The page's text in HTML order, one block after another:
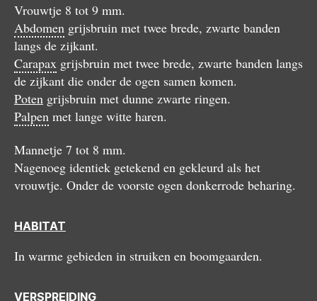
Vrouwtje 8 tot 9 mm.
Abdomen grijsbruin met twee brede, zwarte banden
langs de zijkant.
Carapax grijsbruin met twee brede, zwarte banden langs
de zijkant die onder de ogen samen komen.
Poten grijsbruin met dunne zwarte ringen.
Palpen met lange witte haren.
Mannetje 7 tot 8 mm.
Nagenoeg identiek getekend en gekleurd als het
vrouwtje. Onder de voorste ogen donkerrode beharing.
HABITAT
In warme gebieden in struiken en boomgaarden.
VERSPREIDING